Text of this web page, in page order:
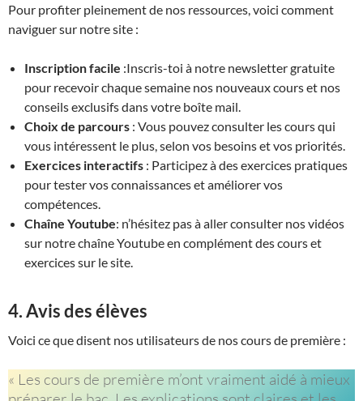
Pour profiter pleinement de nos ressources, voici comment
naviguer sur notre site :
Inscription facile :Inscris-toi à notre newsletter gratuite
pour recevoir chaque semaine nos nouveaux cours et nos
conseils exclusifs dans votre boîte mail.
Choix de parcours : Vous pouvez consulter les cours qui
vous intéressent le plus, selon vos besoins et vos priorités.
Exercices interactifs : Participez à des exercices pratiques
pour tester vos connaissances et améliorer vos
compétences.
Chaîne Youtube: n’hésitez pas à aller consulter nos vidéos
sur notre chaîne Youtube en complément des cours et
exercices sur le site.
4. Avis des élèves
Voici ce que disent nos utilisateurs de nos cours de première :
« Les cours de première m’ont vraiment aidé à mieux